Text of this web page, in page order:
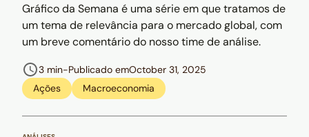
Gráfico da Semana é uma série em que tratamos de
um tema de relevância para o mercado global, com
um breve comentário do nosso time de análise.
3 min-Publicado emOctober 31, 2025
Ações
Macroeconomia